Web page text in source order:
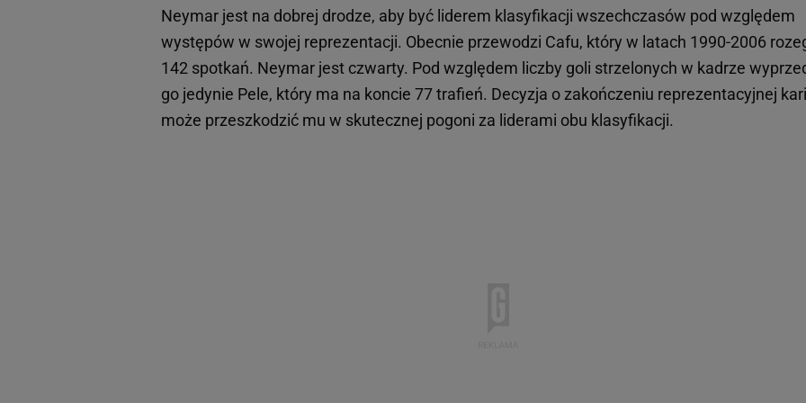
Neymar jest na dobrej drodze, aby być liderem klasyfikacji wszechczasów pod względem
występów w swojej reprezentacji. Obecnie przewodzi Cafu, który w latach 1990-2006
142 spotkań. Neymar jest czwarty. Pod względem liczby goli strzelonych w kadrze
go jedynie Pele, który ma na koncie 77 trafień. Decyzja o zakończeniu reprezentacyjnej
może przeszkodzić mu w skutecznej pogoni za liderami obu klasyfikacji.